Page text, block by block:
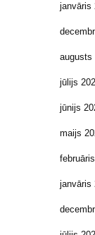
janvāris
augusts
jūlijs
jūnijs
maijs
janvāris